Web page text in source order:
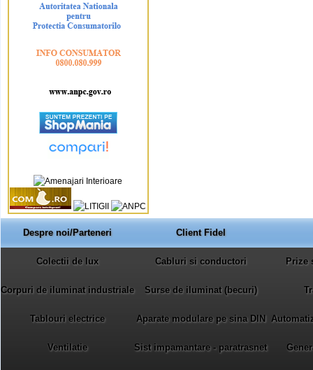
Despre noi/Parteneri Client Fidel
Colectii de lux Cabluri si conductori Prize
Corpuri de iluminat industriale Surse de iluminat (becuri)
Tablouri electrice Aparate modulare pe sina DIN
Ventilatie Sist impamantare - paratrasnet